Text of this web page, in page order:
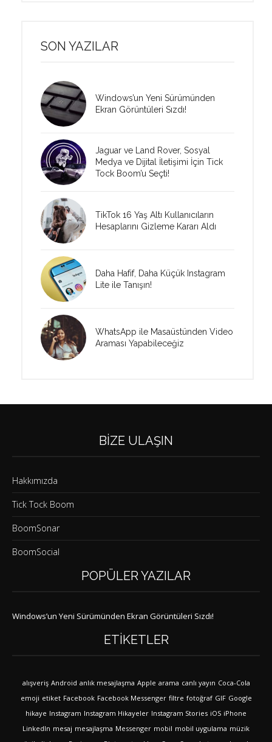
SON YAZILAR
Windows’un Yeni Sürümünden
Ekran Görüntüleri Sızdı!
Jaguar ve Land Rover, Sosyal
Medya ve Dijital İletişimi İçin Tick
Tock Boom’u Seçti!
TikTok 16 Yaş Altı Kullanıcıların
Hesaplarını Gizleme Kararı Aldı
Daha Hafif, Daha Küçük Instagram
Lite ile Tanışın!
WhatsApp ile Masaüstünden Video
Araması Yapabileceğiz
BIZE ULAŞIN
Hakkımızda
Tick Tock Boom
BoomSonar
BoomSocial
POPÜLER YAZILAR
Windows’un Yeni Sürümünden Ekran Görüntüleri Sızdı!
ETIKETLER
alışveriş Android anlık mesajlaşma Apple arama canlı yayın Coca-Cola
emoji etiket Facebook Facebook Messenger filtre fotoğraf GIF Google
hikaye Instagram Instagram Hikayeler Instagram Stories iOS iPhone
LinkedIn mesaj mesajlaşma Messenger mobil mobil uygulama müzik